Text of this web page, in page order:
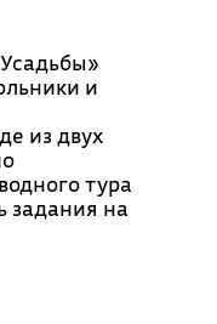
и
из двух
тура
задания на